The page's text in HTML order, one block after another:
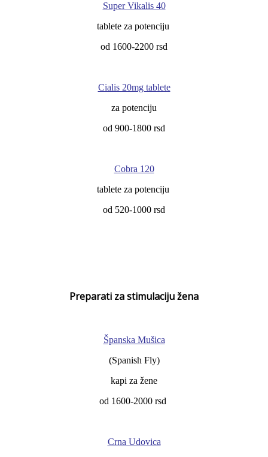
Super Vikalis 40
tablete za potenciju
od 1600-2200 rsd
Cialis 20mg tablete
za potenciju
od 900-1800 rsd
Cobra 120
tablete za potenciju
od 520-1000 rsd
Preparati za stimulaciju žena
Španska Mušica
(Spanish Fly)
kapi za žene
od 1600-2000 rsd
Crna Udovica